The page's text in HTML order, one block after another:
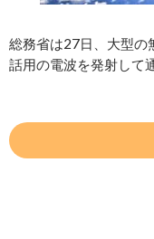
総務省は27日、大型の
話用の電波を発射して